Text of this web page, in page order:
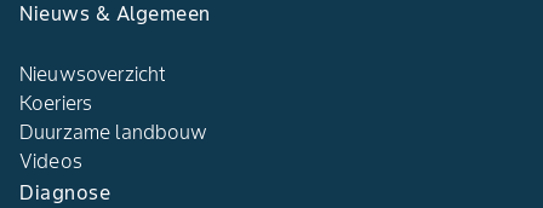
Nieuws & Algemeen
Nieuwsoverzicht
Koeriers
Duurzame landbouw
Videos
Diagnose